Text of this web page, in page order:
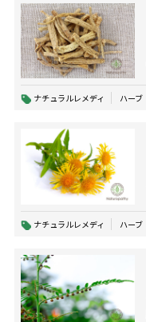
ナチュラルレメディ ハーブ
ナチュラルレメディ ハーブ